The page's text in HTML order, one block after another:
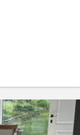
KV 2122